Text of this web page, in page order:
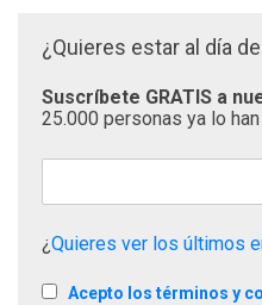
¿Quieres estar al día
Suscríbete GRATIS a
25.000 personas ya lo
¿Quieres ver los últimos
Acepto los términos y